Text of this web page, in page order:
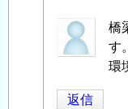
匿
名
者
橋
す。
環
返信